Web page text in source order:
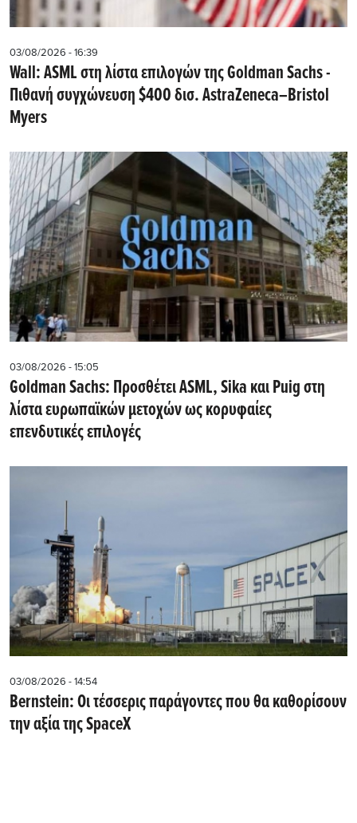
03/08/2026 - 16:39
Wall: ASML στη λίστα επιλογών της Goldman Sachs -
Πιθανή συγχώνευση $400 δισ. AstraZeneca–Bristol
Myers
03/08/2026 - 15:05
Goldman Sachs: Προσθέτει ASML, Sika και Puig στη
λίστα ευρωπαϊκών μετοχών ως κορυφαίες
επενδυτικές επιλογές
03/08/2026 - 14:54
Bernstein: Οι τέσσερις παράγοντες που θα καθορίσουν
την αξία της SpaceX